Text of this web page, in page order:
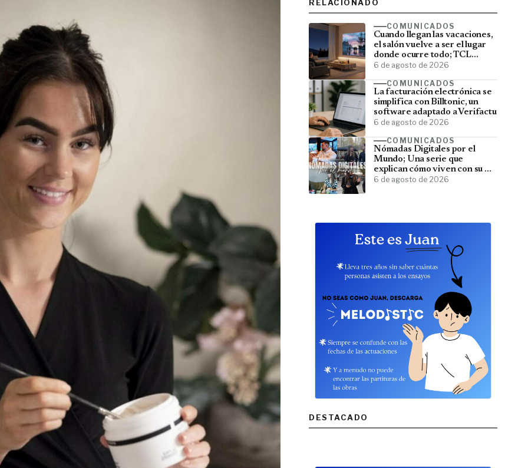
RELACIONADO
COMUNICADOS
Cuando llegan las vacaciones,
el salón vuelve a ser el lugar
donde ocurre todo; TCL
convierte el televisor en el
6 de agosto de 2026
COMUNICADOS
La facturación electrónica se
simplifica con Billtonic, un
software adaptado a Verifactu
6 de agosto de 2026
COMUNICADOS
Nómadas Digitales por el
Mundo; Una serie que
explican cómo viven con su PC
y viajan por el mundo
6 de agosto de 2026
DESTACADO